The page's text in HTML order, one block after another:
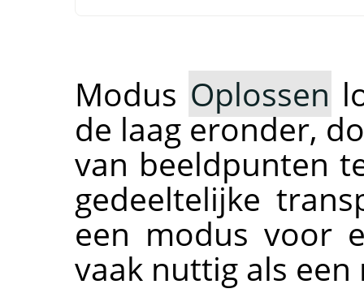
Modus Oplossen
de laag eronder,
van beeldpunten
gedeeltelijke
een modus voor
vaak nuttig als